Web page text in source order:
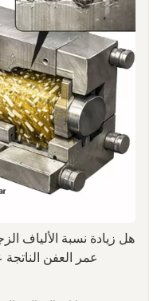
هل زيادة نسبة الألياف
عمر العفن